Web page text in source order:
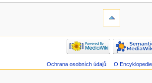
Ochrana osobních údajů O